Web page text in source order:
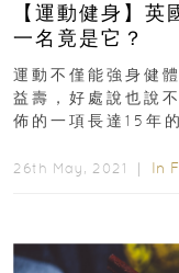
【運動健身】
一名竟是它？
運動不僅能強身健
益壽，好處說也說
佈的一項長達15年
26th May, 2021 ｜ In